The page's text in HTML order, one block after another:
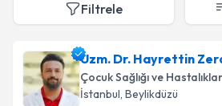
Filtrele
Uzm. Dr. Hayrettin
Çocuk Sağlığı ve
İstanbul, Beylikdüzü